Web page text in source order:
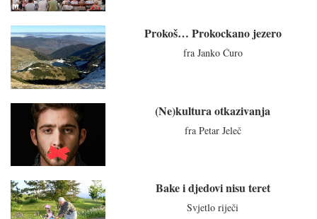
Prokoš… Prokockano jezero
fra Janko Ćuro
(Ne)kultura otkazivanja
fra Petar Jeleč
Bake i djedovi nisu teret
Svjetlo riječi